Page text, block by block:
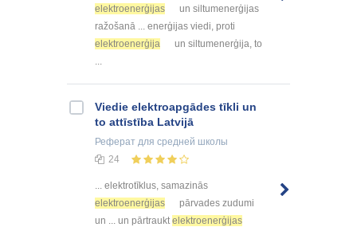
elektroenerģijas
un siltumenerģijas
ražošanā ... enerģijas viedi, proti
elektroenerģija
un siltumenerģija, to
...
Viedie elektroapgādes tīkli un
to attīstība Latvijā
Реферат для средней школы
24
... elektrotīklus, samazinās
elektroenerģijas
pārvades zudumi
un ... un pārtraukt elektroenerģijas